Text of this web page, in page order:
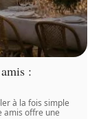
:
à la fois simple
amis offre une